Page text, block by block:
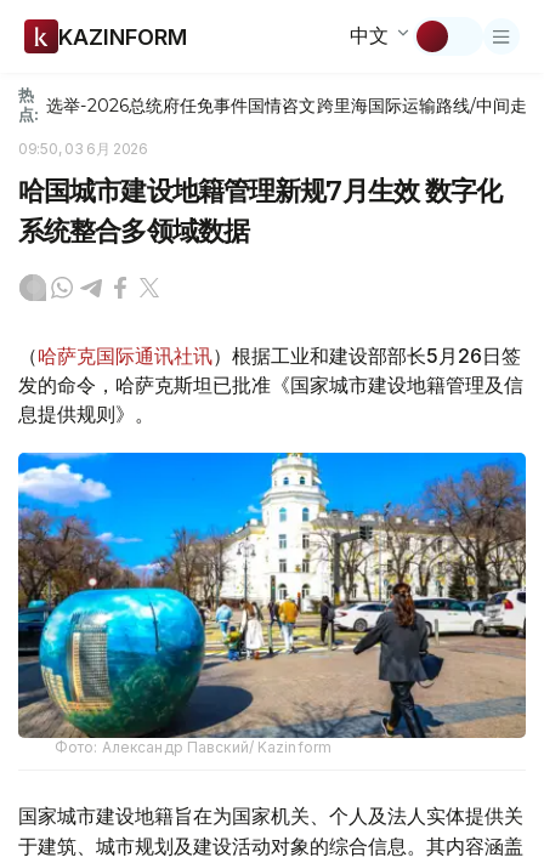
KAZINFORM 中文
热
点: 选举-2026总统府任免事件国情咨文跨里海国际运输路线/中间走廊
09:50, 03 6月 2026
哈国城市建设地籍管理新规7月生效 数字化
系统整合多领域数据
（哈萨克国际通讯社讯）根据工业和建设部部长5月26日签
发的命令，哈萨克斯坦已批准《国家城市建设地籍管理及信
息提供规则》。
Фото: Александр Павский/ Kazinform
国家城市建设地籍旨在为国家机关、个人及法人实体提供关
于建筑、城市规划及建设活动对象的综合信息。其内容涵盖